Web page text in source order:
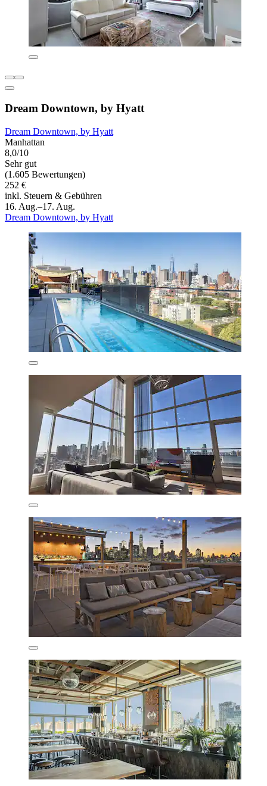
Dream Downtown, by Hyatt
Dream Downtown, by Hyatt
Manhattan
8,0/10
Sehr gut
(1.605 Bewertungen)
252 €
inkl. Steuern & Gebühren
16. Aug.–17. Aug.
Dream Downtown, by Hyatt